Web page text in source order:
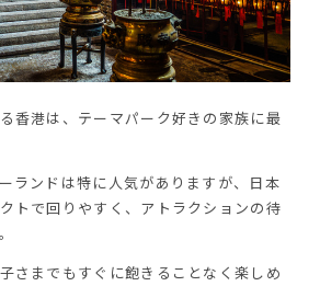
香港は、テーマパーク好きの家族に最
ランドは特に人気がありますが、日本
トで回りやすく、アトラクションの待
さまでもすぐに飽きることなく楽しめ